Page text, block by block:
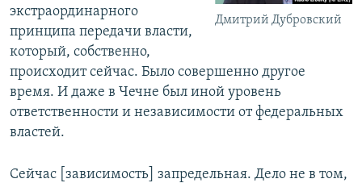
Дмитрий Дубровский
экстраординарного
принципа передачи власти,
который, собственно,
происходит сейчас. Было совершенно другое
время. И даже в Чечне был иной уровень
ответственности и независимости от федеральных
властей.
Сейчас [зависимость] запредельная. Дело не в том,